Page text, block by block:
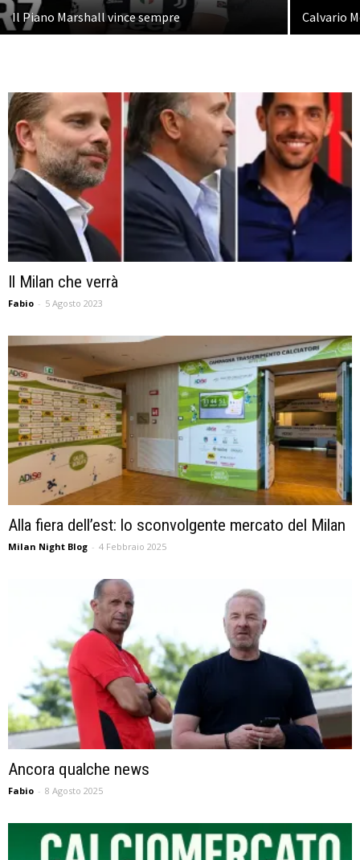
Il Piano Marshall vince sempre Calvario
Il Milan che verrà
Fabio - 5 Agosto 2023
Alla fiera dell’est: lo sconvolgente mercato del Milan
Milan Night Blog - 4 Febbraio 2025
Ancora qualche news
Fabio - 8 Agosto 2025